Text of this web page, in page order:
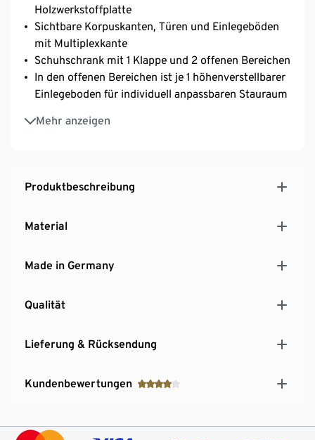
Holzwerkstoffplatte
Sichtbare Korpuskanten, Türen und Einlegeböden
mit Multiplexkante
Schuhschrank mit 1 Klappe und 2 offenen Bereichen
In den offenen Bereichen ist je 1 höhenverstellbarer
Einlegeboden für individuell anpassbaren Stauraum
Mehr anzeigen
Klappe mit Klickscharnieren – einfache Montage im
Handumdrehen
MADE IN GERMANY
Produktbeschreibung
Material
Made in Germany
Qualität
Lieferung & Rücksendung
Kundenbewertungen